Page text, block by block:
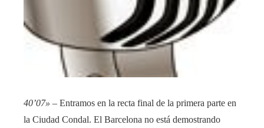
40’07» – Entramos en la recta final de la primera parte en
la Ciudad Condal. El Barcelona no está demostrando